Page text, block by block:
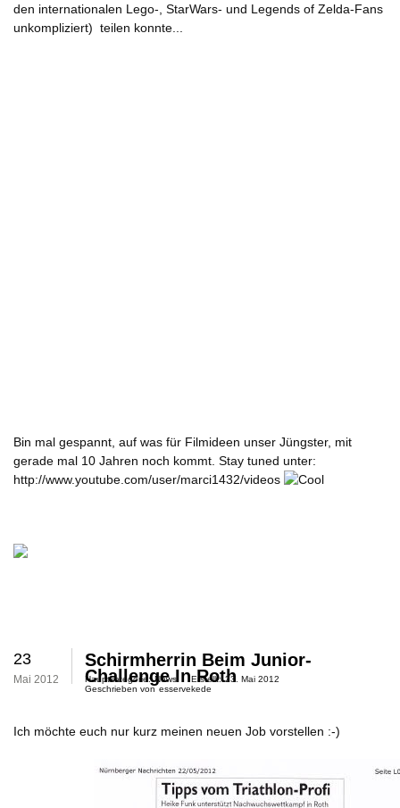
den internationalen Lego-, StarWars- und Legends of Zelda-Fans
unkompliziert) teilen konnte...
Bin mal gespannt, auf was für Filmideen unser Jüngster, mit
gerade mal 10 Jahren noch kommt. Stay tuned unter:
http://www.youtube.com/user/marci1432/videos
23
Mai 2012
Schirmherrin Beim Junior-
Challenge In Roth
Hauptkategorie: News Erstellt: 23. Mai 2012
Geschrieben von esservekede
Ich möchte euch nur kurz meinen neuen Job vorstellen :-)